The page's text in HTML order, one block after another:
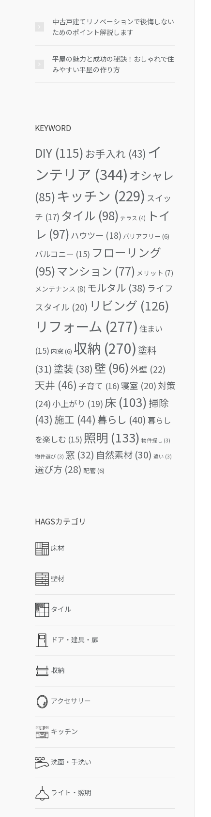
中古戸建てリノベーションで後悔しない
ためのポイント解説します
平屋の魅力と成功の秘訣！おしゃれで住
みやすい平屋の作り方
KEYWORD
DIY (115) お手入れ (43) イ
ンテリア (344) オシャレ
(85) キッチン (229) スイッ
チ (17) タイル (98) テラス (4)
トイ
レ (97) ハウツー (18) バリアフリー (6)
バルコニー (15) フローリング
(95)マンション (77) メリット (7)
メンテナンス (8) モルタル (38) ライフ
スタイル (20) リビング (126)
リフォーム (277) 住まい
(15) 内窓(6) 収納 (270) 塗料
(31) 塗装 (38) 壁 (96)外壁 (22)
天井 (46) 子育て (16)寝室 (20) 対策
(24)小上がり (19) 床 (103)掃除
(43) 施工 (44) 暮らし (40) 暮らし
を楽しむ (15) 照明 (133) 物件探し (3)
物件選び (3) 窓 (32) 自然素材 (30) 違い (3)
選び方 (28) 配管(6)
HAGSカテゴリ
床材
壁材
タイル
ドア・建具・扉
収納
アクセサリー
キッチン
洗面・手洗い
ライト・照明